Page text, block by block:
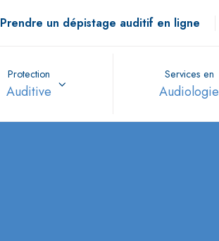
Prendre un dépistage auditif en ligne
Protection
Auditive
Services en
Audiologie